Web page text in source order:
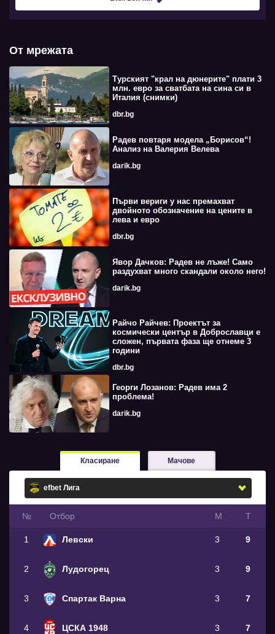
От мрежата
Турският "крал на дюнерите" плати 3
млн. евро за сватбата на сина си в
Италия (снимки)
dbr.bg
Радев повтаря модела „Борисов“!
Анализ на Валерия Велева
darik.bg
Първи вериги у нас премахват
двойното обозначение на цените в
лева и евро
dbr.bg
Явор Дачков: Радев не лъже! Само
раздухват много скандали около него!
darik.bg
Райчо Райчев: Проектът за
космически център в Доброславци е
сложен, първата фаза ще отнеме 3
години
dbr.bg
Георги Лозанов: Радев има 2
проблема!
darik.bg
Класиране Мачове
№ Oтбор М Т
1 Левски 3 9
2 Лудогорец 3 9
3 Спартак Варна 3 7
4 ЦСКА 1948 3 7